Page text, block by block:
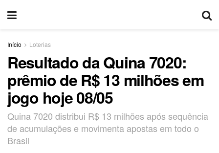
Início Loterias
Resultado da Quina 7020:
prêmio de R$ 13 milhões em
jogo hoje 08/05
Quina 7020 distribui R$ 13 milhões após sequência
de acumulações e movimenta apostas em todo o
Brasil